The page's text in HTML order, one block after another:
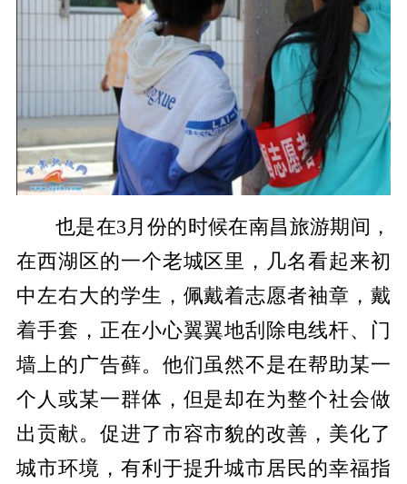
也是在3月份的时候在南昌旅游期间，
在西湖区的一个老城区里，几名看起来初
中左右大的学生，佩戴着志愿者袖章，戴
着手套，正在小心翼翼地刮除电线杆、门
墙上的广告藓。他们虽然不是在帮助某一
个人或某一群体，但是却在为整个社会做
出贡献。促进了市容市貌的改善，美化了
城市环境，有利于提升城市居民的幸福指